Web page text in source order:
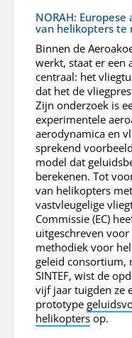
NORAH:
van helikopters te
Binnen de
werkt, staat er een
centraal: het
dat het de
Zijn onderzoek is
experimentele
aerodynamica en
sprekend
model dat
berekenen. Tot
van helikopters
vastvleugelige
Commissie (EC)
uitgeschreven
methodiek voor
geleid consortium,
SINTEF, wist de
vijf jaar tuigden ze
prototype
helikopters op.